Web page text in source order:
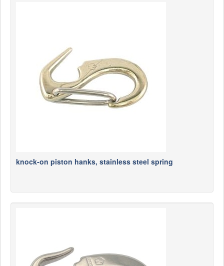
knock-on piston hanks, stainless steel spring